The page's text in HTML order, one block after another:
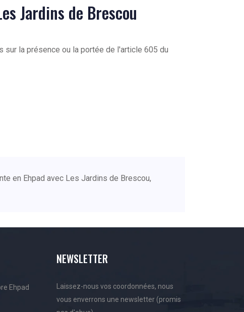
Jardins de Brescou
la présence ou la portée de l'article 605 du
en Ehpad avec Les Jardins de Brescou,
Ehpad
NEWSLETTER
Laissez-nous vos coordonnées, nous
vous enverrons une newsletter (promis